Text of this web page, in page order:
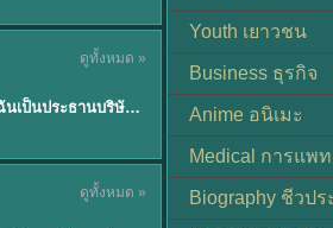
ดูทั้งหมด »
My Bias, My Boss เมื่อเมนฉันเป็นประธานบริษัท (2026) พากย์ไทย ซับไทย EP.1-12
ดูทั้งหมด »
Youth เยาวชน
Business ธุรกิจ
Anime อนิเมะ
Medical การแพ
Biography ชีวปร